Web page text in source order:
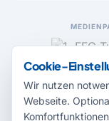
Cookie-
Wir nutzen
Webseite.